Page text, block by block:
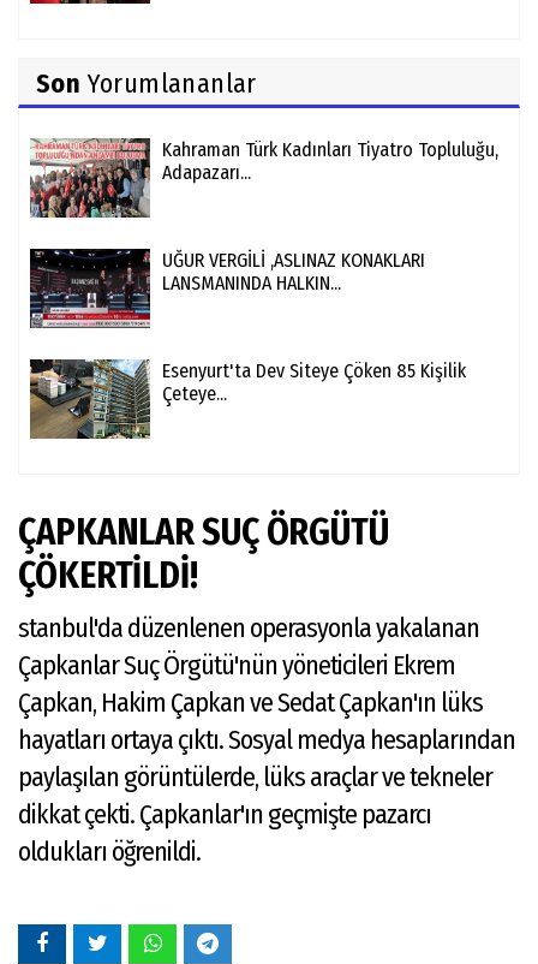
Son Yorumlananlar
Kahraman Türk Kadınları Tiyatro Topluluğu,
Adapazarı...
UĞUR VERGİLİ ,ASLINAZ KONAKLARI
LANSMANINDA HALKIN...
Esenyurt'ta Dev Siteye Çöken 85 Kişilik
Çeteye...
ÇAPKANLAR SUÇ ÖRGÜTÜ
ÇÖKERTİLDİ!
stanbul'da düzenlenen operasyonla yakalanan
Çapkanlar Suç Örgütü'nün yöneticileri Ekrem
Çapkan, Hakim Çapkan ve Sedat Çapkan'ın lüks
hayatları ortaya çıktı. Sosyal medya hesaplarından
paylaşılan görüntülerde, lüks araçlar ve tekneler
dikkat çekti. Çapkanlar'ın geçmişte pazarcı
oldukları öğrenildi.